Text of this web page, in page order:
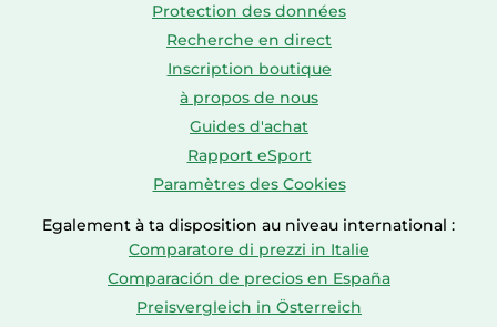
Protection des données
Recherche en direct
Inscription boutique
à propos de nous
Guides d'achat
Rapport eSport
Paramètres des Cookies
Egalement à ta disposition au niveau international :
Comparatore di prezzi in Italie
Comparación de precios en España
Preisvergleich in Österreich